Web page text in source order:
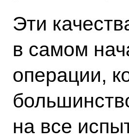
Эти
в самом
операции,
на все